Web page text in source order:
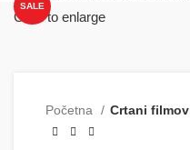
SALE
Click to enlarge
Početna Crtani